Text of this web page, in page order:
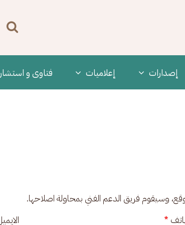
‫إصدارات إعلاميات فتاوى و
وسيقوم فريق الدعم الفني بمحاولة اصلاحها.